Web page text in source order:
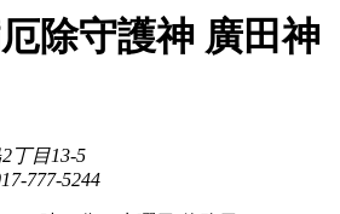
除守護神 廣田神
丁目13-5
777-5244